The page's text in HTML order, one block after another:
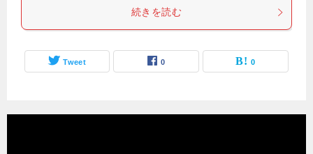
続きを読む
Tweet 0 0